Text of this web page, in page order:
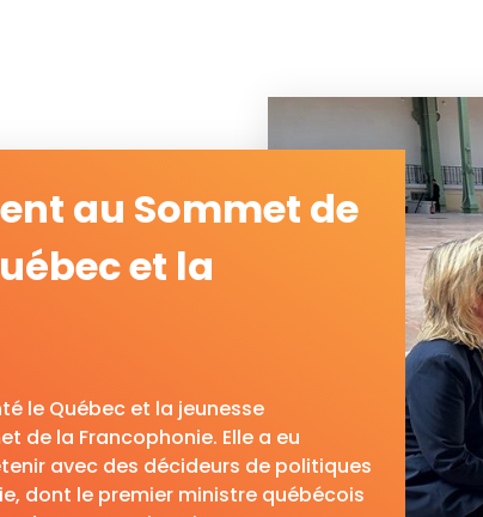
au Sommet de
et la
le Québec et la jeunesse
de la Francophonie. Elle a eu
avec des décideurs de politiques
dont le premier ministre québécois